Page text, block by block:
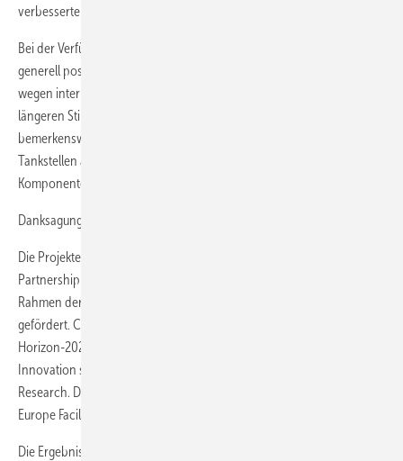
verbesserte Effizienz der Busse hervorzuheben.
Bei der Verfügbarkeit der Wasserstofftankstellen ist bisher keine
generell positive Entwicklung zu erkennen. Ausfälle der Tankstellen
wegen interner technischer Probleme haben im Einzelfall zu einem
längeren Stillstand der lokalen BZ-Bus-Flotte geführt. Es ist
bemerkenswert, dass auch nach rund 20 Jahren Erfahrung mit
Tankstellen auf 350-bar-Druckniveau die Probleme mit einigen ihrer
Komponenten nicht gelöst werden konnten.
Danksagung
Die Projekte JIVE und JIVE 2 werden von Clean Hydrogen
Partnership (vormals Fuel Cells and Hydrogen Joint Undertaking) im
Rahmen der Zuwendungsvereinbarungen Nr. 735582 bzw. 779563
gefördert. Clean Hydrogen Partnership erhält Unterstützung aus dem
Horizon-2020-Programm der Europäischen Union für Forschung und
Innovation sowie von Hydrogen Europe und Hydrogen Europe
Research. Das Projekt MEHRLIN wurde aus Mitteln der Connecting
Europe Facility der Europäischen Union kofinanziert.
Die Ergebnisse wurden erstmals auf der Zero Emission Bus